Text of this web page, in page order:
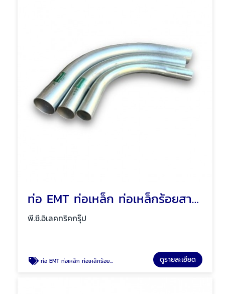
ท่อ EMT ท่อเหล็ก ท่อเหล็กร้อยสายไฟ พัทยา ชลบุรี
พี.ซี.อิเลคทริคกรุ๊ป
ท่อ EMT ท่อเหล็ก ท่อเหล็กร้อยสายไฟ ดูรายละเอียด